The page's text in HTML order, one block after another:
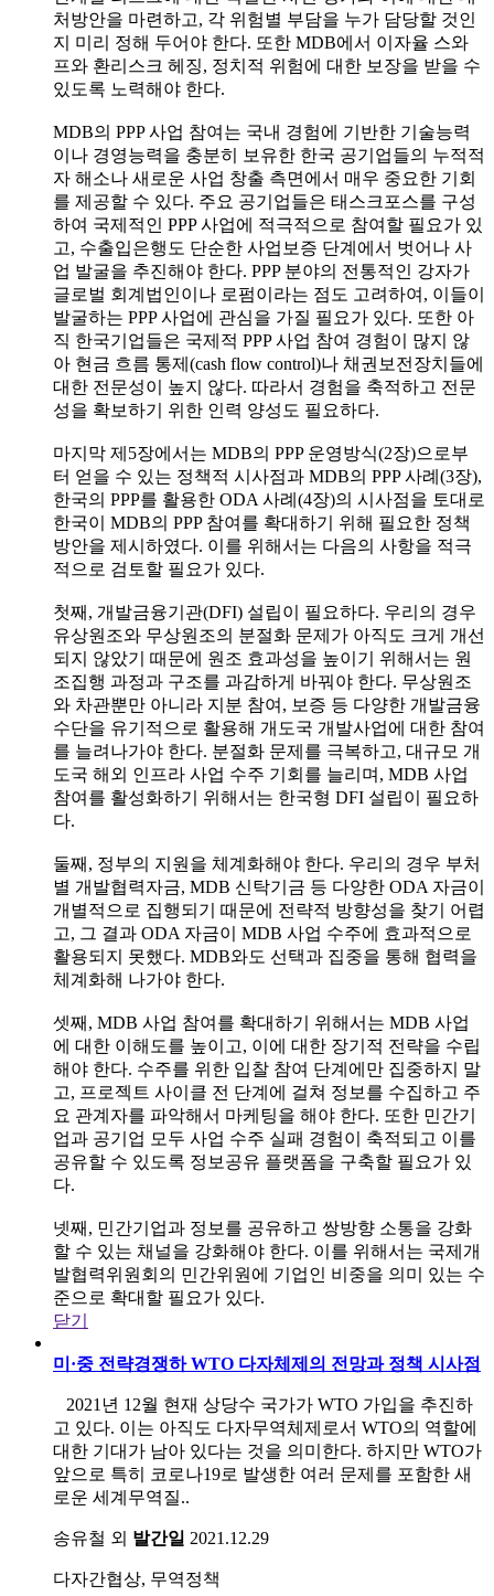
처방안을 마련하고, 각 위험별 부담을 누가 담당할 것인
지 미리 정해 두어야 한다. 또한 MDB에서 이자율 스와
프와 환리스크 헤징, 정치적 위험에 대한 보장을 받을 수
있도록 노력해야 한다.
MDB의 PPP 사업 참여는 국내 경험에 기반한 기술능력
이나 경영능력을 충분히 보유한 한국 공기업들의 누적적
자 해소나 새로운 사업 창출 측면에서 매우 중요한 기회
를 제공할 수 있다. 주요 공기업들은 태스크포스를 구성
하여 국제적인 PPP 사업에 적극적으로 참여할 필요가 있
고, 수출입은행도 단순한 사업보증 단계에서 벗어나 사
업 발굴을 추진해야 한다. PPP 분야의 전통적인 강자가
글로벌 회계법인이나 로펌이라는 점도 고려하여, 이들이
발굴하는 PPP 사업에 관심을 가질 필요가 있다. 또한 아
직 한국기업들은 국제적 PPP 사업 참여 경험이 많지 않
아 현금 흐름 통제(cash flow control)나 채권보전장치들에
대한 전문성이 높지 않다. 따라서 경험을 축적하고 전문
성을 확보하기 위한 인력 양성도 필요하다.
마지막 제5장에서는 MDB의 PPP 운영방식(2장)으로부
터 얻을 수 있는 정책적 시사점과 MDB의 PPP 사례(3장),
한국의 PPP를 활용한 ODA 사례(4장)의 시사점을 토대로
한국이 MDB의 PPP 참여를 확대하기 위해 필요한 정책
방안을 제시하였다. 이를 위해서는 다음의 사항을 적극
적으로 검토할 필요가 있다.
첫째, 개발금융기관(DFI) 설립이 필요하다. 우리의 경우
유상원조와 무상원조의 분절화 문제가 아직도 크게 개선
되지 않았기 때문에 원조 효과성을 높이기 위해서는 원
조집행 과정과 구조를 과감하게 바꿔야 한다. 무상원조
와 차관뿐만 아니라 지분 참여, 보증 등 다양한 개발금융
수단을 유기적으로 활용해 개도국 개발사업에 대한 참여
를 늘려나가야 한다. 분절화 문제를 극복하고, 대규모 개
도국 해외 인프라 사업 수주 기회를 늘리며, MDB 사업
참여를 활성화하기 위해서는 한국형 DFI 설립이 필요하
다.
둘째, 정부의 지원을 체계화해야 한다. 우리의 경우 부처
별 개발협력자금, MDB 신탁기금 등 다양한 ODA 자금이
개별적으로 집행되기 때문에 전략적 방향성을 찾기 어렵
고, 그 결과 ODA 자금이 MDB 사업 수주에 효과적으로
활용되지 못했다. MDB와도 선택과 집중을 통해 협력을
체계화해 나가야 한다.
셋째, MDB 사업 참여를 확대하기 위해서는 MDB 사업
에 대한 이해도를 높이고, 이에 대한 장기적 전략을 수립
해야 한다. 수주를 위한 입찰 참여 단계에만 집중하지 말
고, 프로젝트 사이클 전 단계에 걸쳐 정보를 수집하고 주
요 관계자를 파악해서 마케팅을 해야 한다. 또한 민간기
업과 공기업 모두 사업 수주 실패 경험이 축적되고 이를
공유할 수 있도록 정보공유 플랫폼을 구축할 필요가 있
다.
넷째, 민간기업과 정보를 공유하고 쌍방향 소통을 강화
할 수 있는 채널을 강화해야 한다. 이를 위해서는 국제개
발협력위원회의 민간위원에 기업인 비중을 의미 있는 수
준으로 확대할 필요가 있다.
닫기
미·중 전략경쟁하 WTO 다자체제의 전망과 정책 시사점
2021년 12월 현재 상당수 국가가 WTO 가입을 추진하
고 있다. 이는 아직도 다자무역체제로서 WTO의 역할에
대한 기대가 남아 있다는 것을 의미한다. 하지만 WTO가
앞으로 특히 코로나19로 발생한 여러 문제를 포함한 새
로운 세계무역질..
송유철 외 발간일 2021.12.29
다자간협상, 무역정책